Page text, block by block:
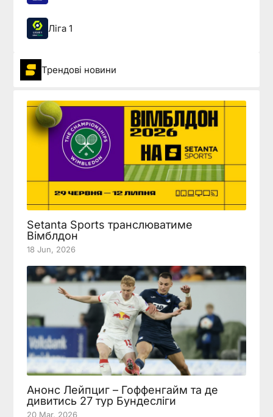
Ліга 1
Трендові новини
Setanta Sports транслюватиме
Вімблдон
18 Jun, 2026
Анонс Лейпциг – Гоффенгайм та де
дивитись 27 тур Бундесліги
20 Mar, 2026